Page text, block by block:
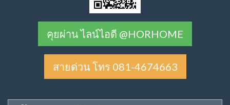
คุยผ่าน ไลน์ไอดี @HORHOME
สายด่วน โทร 081-4674663